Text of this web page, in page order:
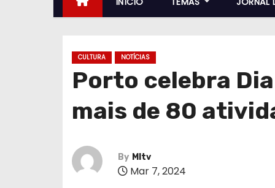
CULTURA NOTÍCIAS
Porto celebra
mais de 80
By MItv
Mar 7, 2024